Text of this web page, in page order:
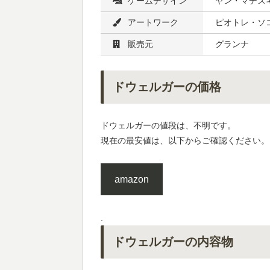
アートワーク ピオトレ・ソ
販売元 グランナ
ドウェルガーの価格
ドウェルガーの値段は、不明です。
現在の最安値は、以下からご確認ください。
amazon
.
ドウェルガーの内容物